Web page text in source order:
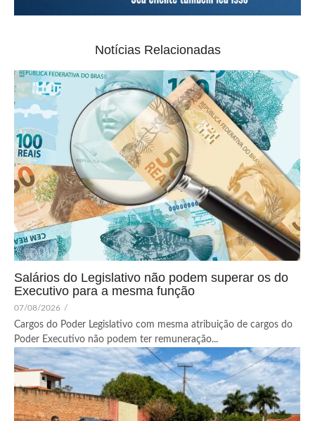
Notícias Relacionadas
Salários do Legislativo não podem superar os do
Executivo para a mesma função
07/08/2026 /
Cargos do Poder Legislativo com mesma atribuição de cargos do
Poder Executivo não podem ter remuneração...